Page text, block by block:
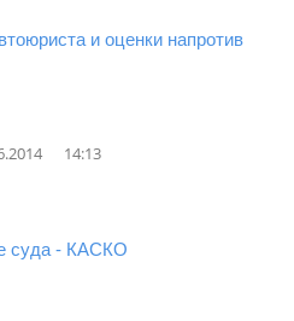
и оценки напротив
14:13
суда - КАСКО